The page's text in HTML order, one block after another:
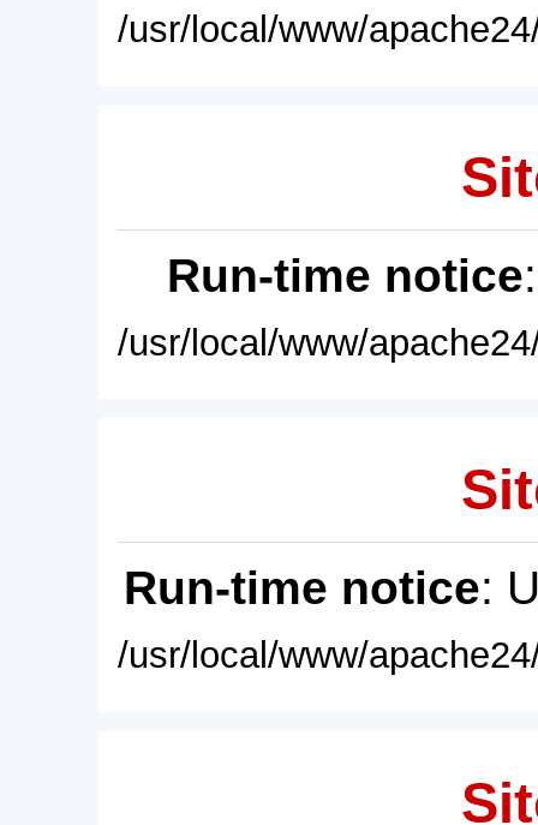
/usr/local/www/
Run-time notice
/usr/local/www/
Run-time notice:
/usr/local/www/